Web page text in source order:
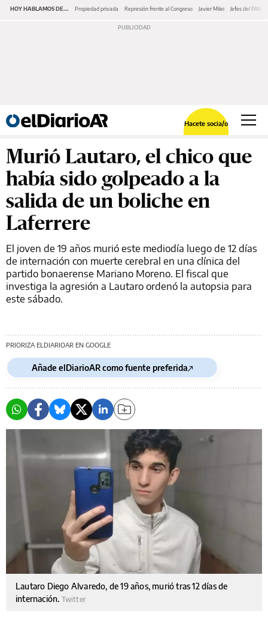
HOY HABLAMOS DE... Propiedad privada Represión frente al Congreso Javier Milei Jefes del PAMI
Hacete socia/o
Murió Lautaro, el chico que
había sido golpeado a la
salida de un boliche en
Laferrere
El joven de 19 años murió este mediodía luego de 12 días
de internación con muerte cerebral en una clínica del
partido bonaerense Mariano Moreno. El fiscal que
investiga la agresión a Lautaro ordenó la autopsia para
este sábado.
PRIORIZA ELDIARIOAR EN GOOGLE
Añade elDiarioAR como fuente preferida
Lautaro Diego Alvaredo, de 19 años, murió tras 12 días de
internación. Twitter